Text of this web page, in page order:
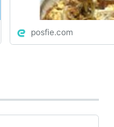
posfie.com